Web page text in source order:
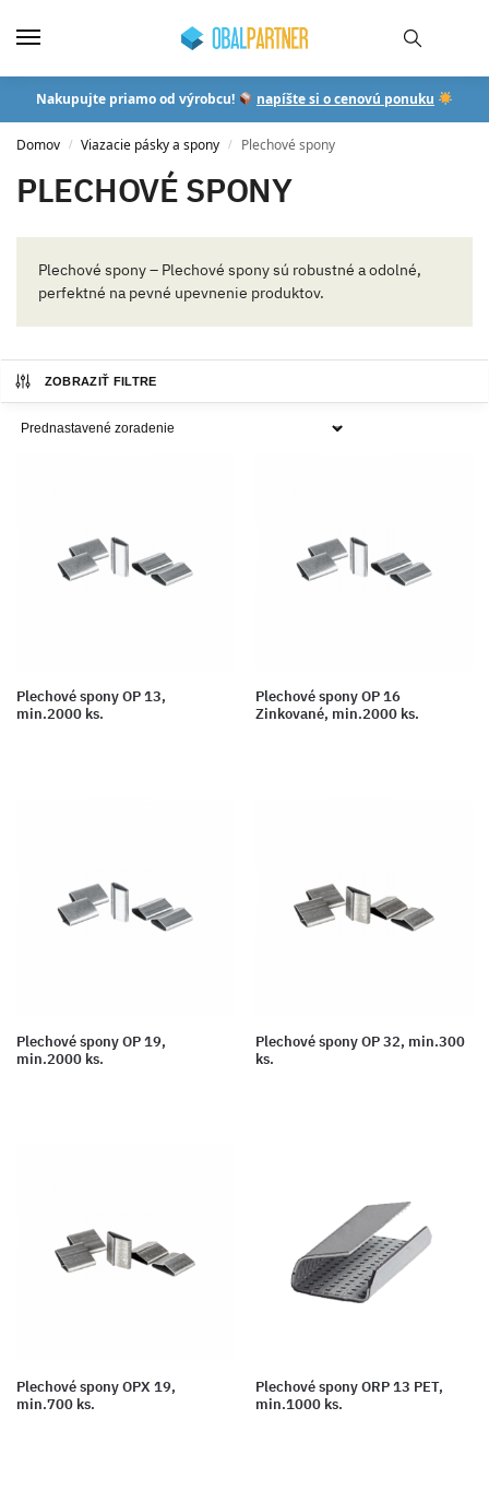
Nakupujte priamo od výrobcu! napíšte si o cenovú ponuku
Domov / Viazacie pásky a spony / Plechové spony
PLECHOVÉ SPONY
Plechové spony – Plechové spony sú robustné a odolné,
perfektné na pevné upevnenie produktov.
ZOBRAZIŤ FILTRE
Plechové spony OP 13,
min.2000 ks.
Plechové spony OP 16
Zinkované, min.2000 ks.
Plechové spony OP 19,
min.2000 ks.
Plechové spony OP 32, min.300
ks.
Plechové spony OPX 19,
min.700 ks.
Plechové spony ORP 13 PET,
min.1000 ks.